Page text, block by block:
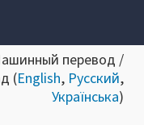
перевод /
(English, Русский,
Українська)